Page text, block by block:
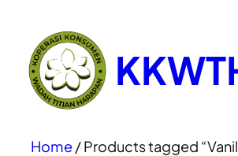
Home/ Products tagged